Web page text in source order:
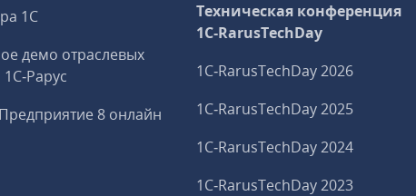
1С
демо отраслевых
8 онлайн
Техническая конференция
1C‑RarusTechDay
1C‑RarusTechDay 2026
1C‑RarusTechDay 2025
1C‑RarusTechDay 2024
1C‑RarusTechDay 2023